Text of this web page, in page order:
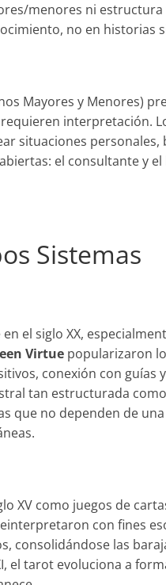
menores ni estructura
no en historias
Mayores y Menores)
interpretación.
situaciones
el consultante y
Sistemas
el siglo XX,
Virtue popularizaron
conexión con guías
tan estructurada
que no dependen de
XV como juegos de
con fines
consolidándose las
el tarot evoluciona a